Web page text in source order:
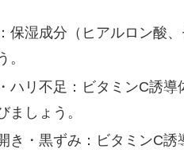
保湿成分（ヒアルロン酸
。
ハリ不足：ビタミンC誘
ましょう。
き・黒ずみ：ビタミンC